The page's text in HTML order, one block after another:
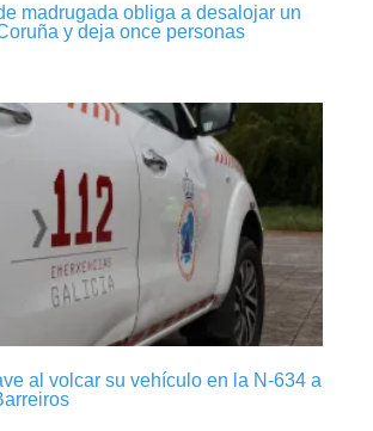
madrugada obliga a desalojar un
y deja once personas
al volcar su vehículo en la N-634 a